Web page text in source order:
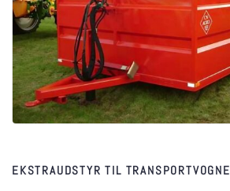
EKSTRAUDSTYR ​TIL TRANSPORTVOGNE